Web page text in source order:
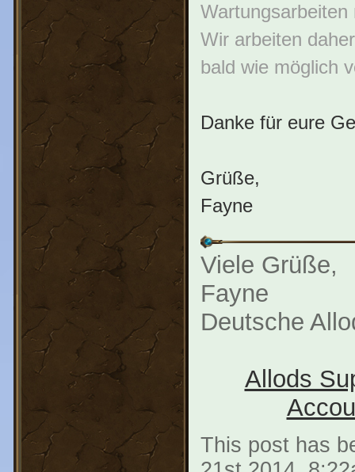
Wir arbeiten
bald wie möglich
Danke für eure
Grüße,
Fayne
Viele Grüße,
Fayne
Deutsche
Allods
This post has